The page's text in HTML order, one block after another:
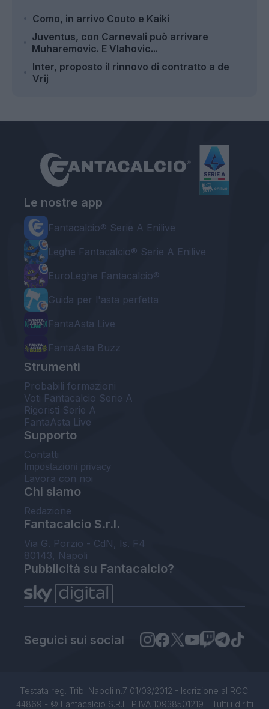
Como, in arrivo Couto e Kaiki
Juventus, con Carnevali può arrivare
Muharemovic. E Vlahovic...
Inter, proposto il rinnovo di contratto a de
Vrij
Le nostre app
Fantacalcio® Serie A Enilive
Leghe Fantacalcio® Serie A Enilive
EuroLeghe Fantacalcio®
Guida per l'asta perfetta
FantaAsta Live
FantaAsta Buzz
Strumenti
Probabili formazioni
Voti Fantacalcio Serie A
Rigoristi Serie A
FantaAsta Live
Supporto
Contatti
Impostazioni privacy
Lavora con noi
Chi siamo
Redazione
Fantacalcio S.r.l.
Via G. Porzio - CdN, Is. F4
80143, Napoli
Pubblicità su Fantacalcio?
Seguici sui social
Testata reg. Trib. Napoli n.7 01/03/2012 - Iscrizione al ROC:
44869 - © Fantacalcio S.R.L. P.IVA 10938501219 - Tutti i diritti